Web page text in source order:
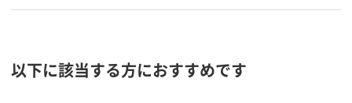
以下に該当する方におすすめです